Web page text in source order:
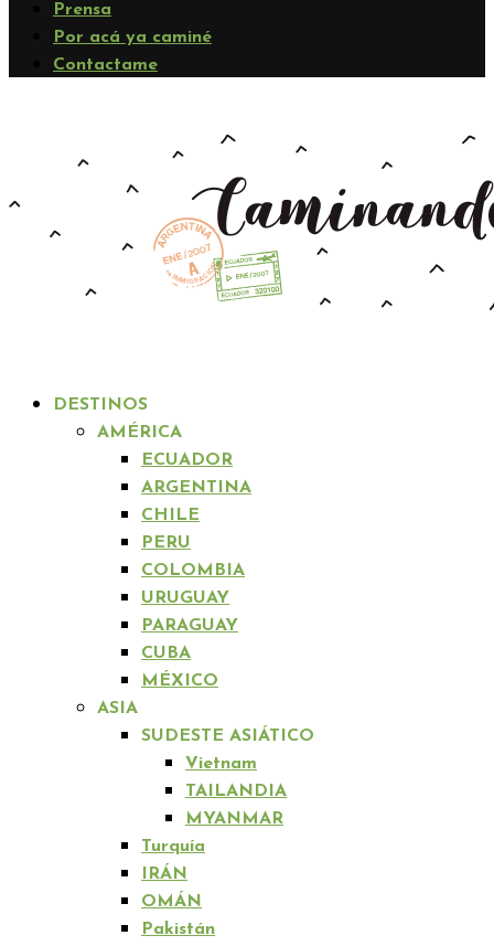
Prensa
Por acá ya caminé
Contactame
DESTINOS
AMÉRICA
ECUADOR
ARGENTINA
CHILE
PERU
COLOMBIA
URUGUAY
PARAGUAY
CUBA
MÉXICO
ASIA
SUDESTE ASIÁTICO
Vietnam
TAILANDIA
MYANMAR
Turquía
IRÁN
OMÁN
Pakistán